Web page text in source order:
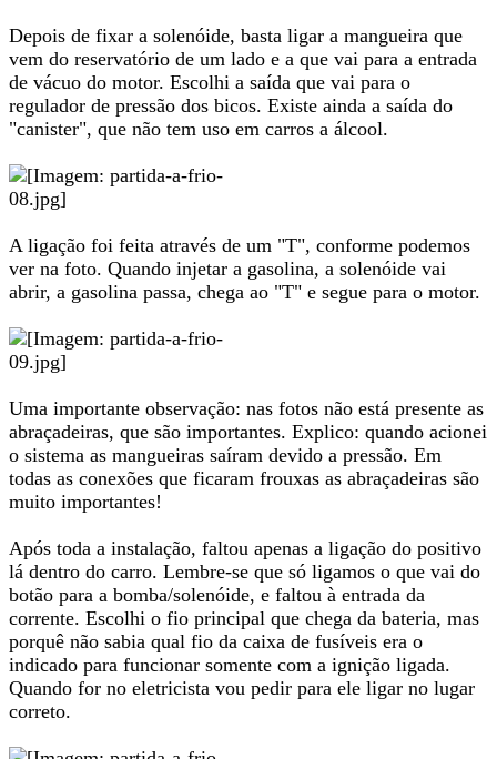
Depois de fixar a solenóide, basta ligar a mangueira que
vem do reservatório de um lado e a que vai para a entrada
de vácuo do motor. Escolhi a saída que vai para o
regulador de pressão dos bicos. Existe ainda a saída do
"canister", que não tem uso em carros a álcool.
A ligação foi feita através de um "T", conforme podemos
ver na foto. Quando injetar a gasolina, a solenóide vai
abrir, a gasolina passa, chega ao "T" e segue para o motor.
Uma importante observação: nas fotos não está presente as
abraçadeiras, que são importantes. Explico: quando acionei
o sistema as mangueiras saíram devido a pressão. Em
todas as conexões que ficaram frouxas as abraçadeiras são
muito importantes!
Após toda a instalação, faltou apenas a ligação do positivo
lá dentro do carro. Lembre-se que só ligamos o que vai do
botão para a bomba/solenóide, e faltou à entrada da
corrente. Escolhi o fio principal que chega da bateria, mas
porquê não sabia qual fio da caixa de fusíveis era o
indicado para funcionar somente com a ignição ligada.
Quando for no eletricista vou pedir para ele ligar no lugar
correto.